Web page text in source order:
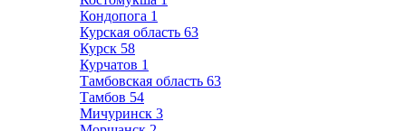
Кондопога 1
Курская область 63
Курск 58
Курчатов 1
Тамбовская область 63
Тамбов 54
Мичуринск 3